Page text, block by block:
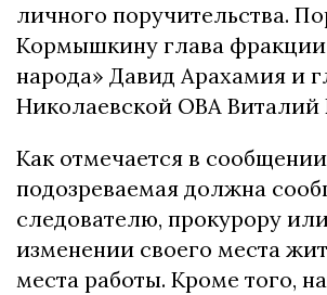
личного поручительства.
Кормышкину глава
народа» Давид Арахамия и
Николаевской ОВА Виталий
Как отмечается в
подозреваемая должна
следователю, прокурору
изменении своего места
места работы. Кроме того,